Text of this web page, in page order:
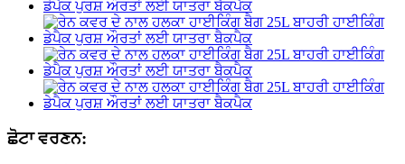
ਛੋਟਾ ਵਰਣਨ: